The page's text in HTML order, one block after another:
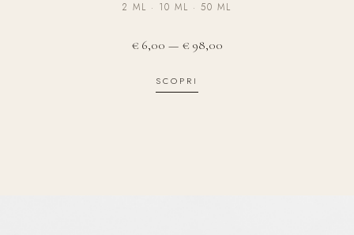
2 ML · 10 ML · 50 ML
€ 6,00 — € 98,00
SCOPRI